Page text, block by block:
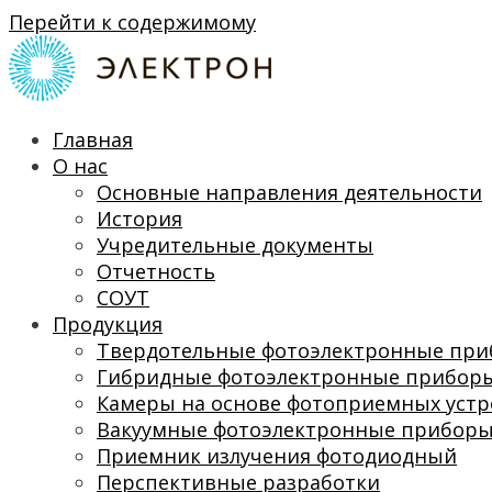
Перейти к содержимому
Главная
О нас
Основные направления деятельности
История
Учредительные документы
Отчетность
СОУТ
Продукция
Твердотельные фотоэлектронные
Гибридные фотоэлектронные
Камеры на основе фотоприемных
Вакуумные фотоэлектронные приборы
Приемник излучения фотодиодный
Перспективные разработки